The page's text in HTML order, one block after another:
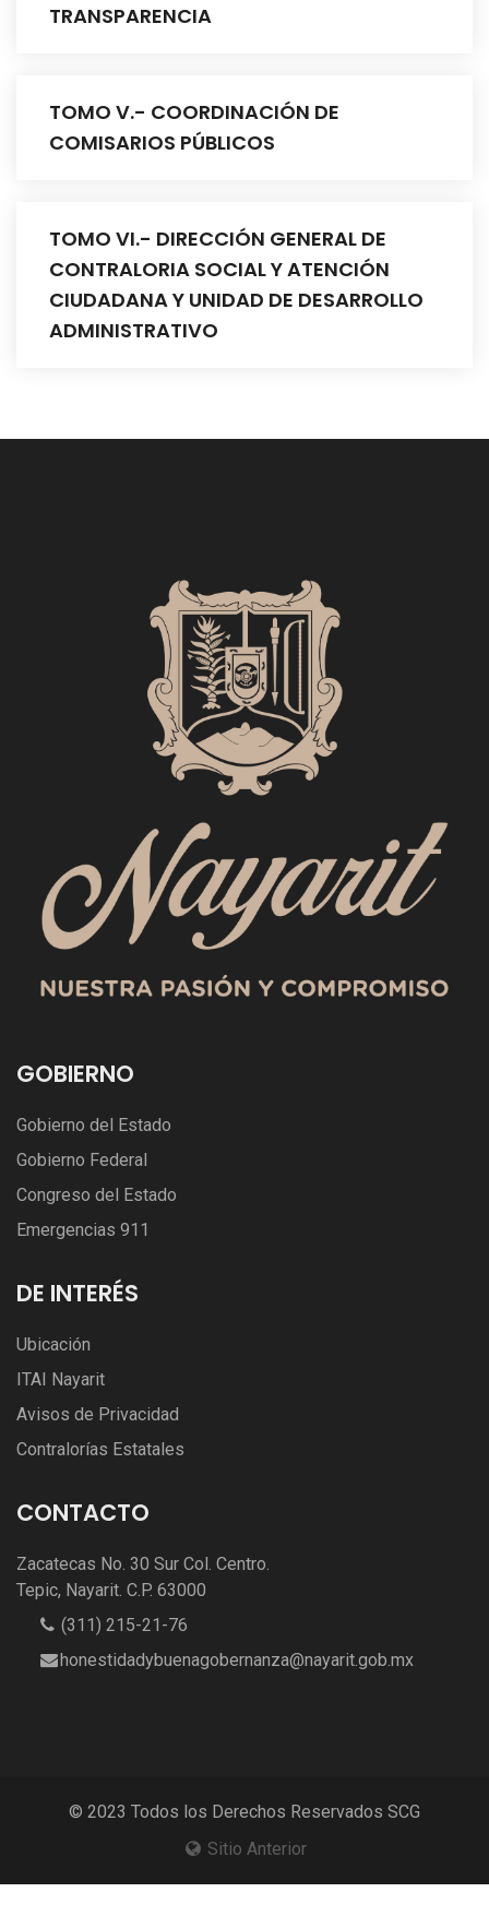
TRANSPARENCIA
TOMO V.- COORDINACIÓN DE
COMISARIOS PÚBLICOS
TOMO VI.- DIRECCIÓN GENERAL DE
CONTRALORIA SOCIAL Y ATENCIÓN
CIUDADANA Y UNIDAD DE DESARROLLO
ADMINISTRATIVO
GOBIERNO
Gobierno del Estado
Gobierno Federal
Congreso del Estado
Emergencias 911
DE INTERÉS
Ubicación
ITAI Nayarit
Avisos de Privacidad
Contralorías Estatales
CONTACTO
Zacatecas No. 30 Sur Col. Centro.
Tepic, Nayarit. C.P. 63000
(311) 215-21-76
honestidadybuenagobernanza@nayarit.gob.mx
© 2023 Todos los Derechos Reservados SCG
Sitio Anterior